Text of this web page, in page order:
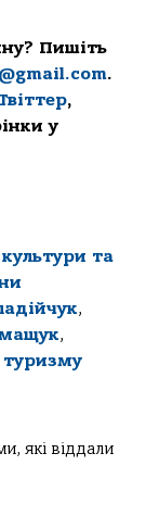
Пишіть
.
,
у
та
,
,
туризму
які віддали